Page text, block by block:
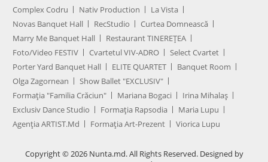
Complex Codru
Nativ Production
La Vista
Novas Banquet Hall
RecStudio
Curtea Domnească
Marry Me Banquet Hall
Restaurant TINEREȚEA
Foto/Video FESTIV
Cvartetul VIV-ADRO
Select Cvartet
Porter Yard Banquet Hall
ELITE QUARTET
Banquet Room
Olga Zagornean
Show Ballet "EXCLUSIV"
Formația "Familia Crăciun"
Mariana Bogaci
Irina Mihalaș
Exclusiv Dance Studio
Formația Rapsodia
Maria Lupu
Agenţia ARTIST.md
Formația Art-Prezent Viorica Lupu
Copyright © 2026 Nunta.md. All Rights Reserved. Designed by